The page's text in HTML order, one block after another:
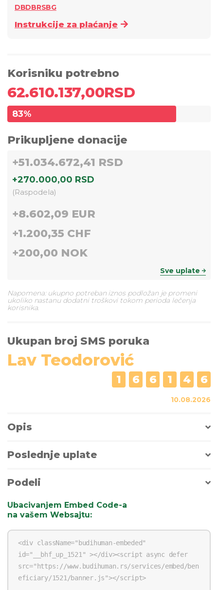
DBDBRSBG
Instrukcije za plaćanje
Korisniku potrebno
62.610.137,00RSD
83%
Prikupljene donacije
+51.034.672,41 RSD
+270.000,00 RSD
(Raspodela)
+8.602,09 EUR
+1.200,35 CHF
+200,00 NOK
Sve uplate
Napomena: ukupno potreban iznos podložan je promeni
ukoliko nastanu dodatni troškovi tokom perioda lečenja
korisnika.
Ukupan broj SMS poruka
Lav Teodorović
1 6 6 1 4 6
10.08.2026
Opis
Poslednje uplate
Podeli
Ubacivanjem Embed Code-a
na vašem Websajtu: